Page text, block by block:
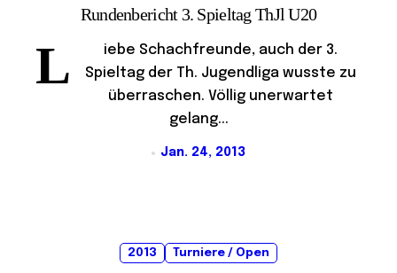
Rundenbericht 3. Spieltag ThJl U20
L
iebe Schachfreunde, auch der 3.
Spieltag der Th. Jugendliga wusste zu
überraschen. Völlig unerwartet
gelang...
Jan. 24, 2013
2013 Turniere / Open